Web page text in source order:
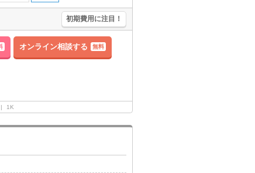
初期費用に注目！
オンライン相談する 無料
1K